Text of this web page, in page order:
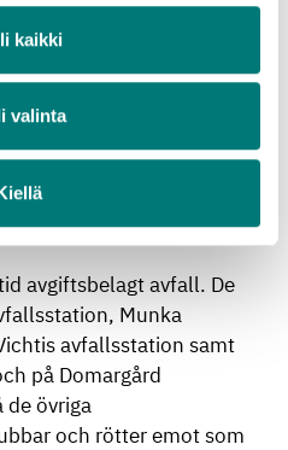
kaikki
valinta
eller rötter och inte
bland kvistarna och
förs till avfallsstationen
till värmeverk
avgiftsbelagt avfall. De
Munka
avfallsstation samt
på Domargård
de övriga
och rötter emot som